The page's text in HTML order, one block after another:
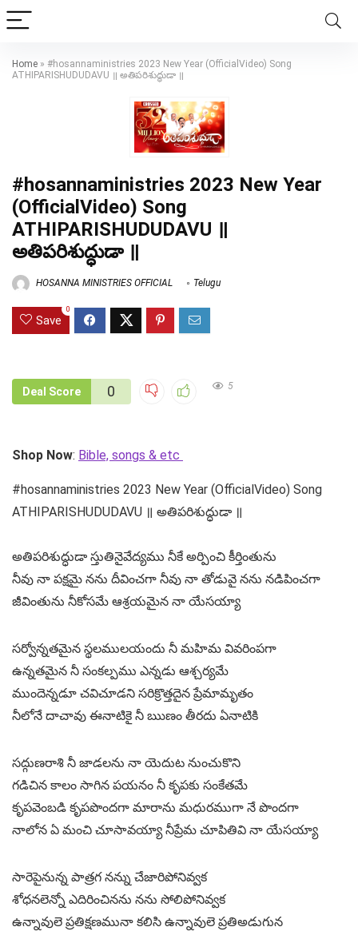
Home » #hosannaministries 2023 New Year (OfficialVideo) Song
ATHIPARISHUDUDAVU ॥ అతిపరిశుద్ధుడా ॥
#hosannaministries 2023 New Year
(OfficialVideo) Song
ATHIPARISHUDUDAVU ॥
అతిపరిశుద్ధుడా ॥
HOSANNA MINISTRIES OFFICIAL Telugu
Save
0
Deal Score 0 5
Shop Now: Bible, songs & etc
#hosannaministries 2023 New Year (OfficialVideo) Song
ATHIPARISHUDUDAVU ॥ అతిపరిశుద్ధుడా ॥
అతిపరిశుద్ధుడా స్తుతినైవేద్యము నీకే అర్పించి కీర్తింతును
నీవు నా పక్షమై నను దీవించగా నీవు నా తోడువై నను నడిపించగా
జీవింతును నీకోసమే ఆశ్రయమైన నా యేసయ్యా
సర్వోన్నతమైన స్థలములయందు నీ మహిమ వివరింపగా
ఉన్నతమైన నీ సంకల్పము ఎన్నడు ఆశ్చర్యమే
ముందెన్నడూ చవిచూడని సరిక్రొత్తదైన ప్రేమామృతం
నీలోనే దాచావు ఈనాటికై నీ ఋణం తీరదు ఏనాటికి
సద్గుణరాశి నీ జాడలను నా యెదుట నుంచుకొని
గడిచిన కాలం సాగిన పయనం నీ కృపకు సంకేతమే
కృపవెంబడి కృపపొందగా మారాను మధురముగా నే పొందగా
నాలోన ఏ మంచి చూసావయ్యా నీప్రేమ చూపితివి నా యేసయ్యా
సారెపైనున్న పాత్రగ నన్ను చేజారిపోనివ్వక
శోధనలెన్నో ఎదిరించినను నను సోలిపోనివ్వక
ఉన్నావులె ప్రతిక్షణమునా కలిసి ఉన్నావులె ప్రతిఅడుగున